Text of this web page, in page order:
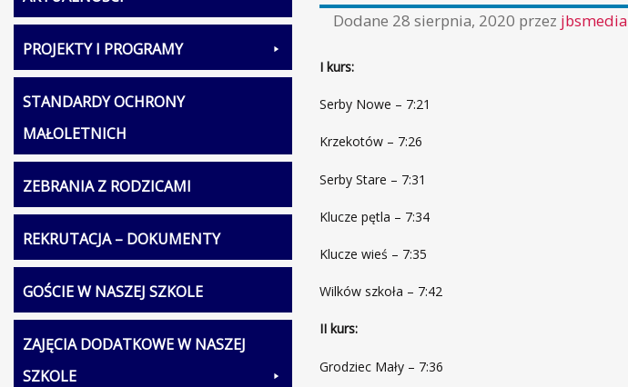
Dodane 28 sierpnia, 2020 przez jbsmedia
I kurs:
Serby Nowe – 7:21
Krzekotów – 7:26
Serby Stare – 7:31
Klucze pętla – 7:34
Klucze wieś – 7:35
Wilków szkoła – 7:42
II kurs:
Grodziec Mały – 7:36
PROJEKTY I PROGRAMY
STANDARDY OCHRONY
MAŁOLETNICH
ZEBRANIA Z RODZICAMI
REKRUTACJA – DOKUMENTY
GOŚCIE W NASZEJ SZKOLE
ZAJĘCIA DODATKOWE W NASZEJ
SZKOLE